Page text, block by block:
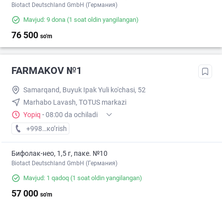
Biotact Deutschland GmbH (Германия)
Mavjud: 9 dona (1 soat oldin yangilangan)
76 500 so'm
FARMAKOV №1
Samarqand, Buyuk Ipak Yuli ko'chasi, 52
Marhabo Lavash, TOTUS markazi
Yopiq · 08:00 da ochiladi
+998 (95) XXX-XX-XX
кo’rish
Бифолак-нео, 1,5 г, паке. №10
Biotact Deutschland GmbH (Германия)
Mavjud: 1 qadoq (1 soat oldin yangilangan)
57 000 so'm